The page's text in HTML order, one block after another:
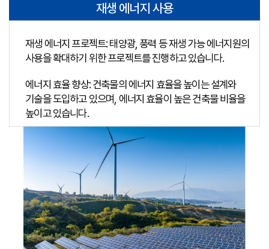
재생 에너지 사용
재생 에너지 프로젝트: 태양광, 풍력 등 재생 가능 에너지원의
사용을 확대하기 위한 프로젝트를 진행하고 있습니다.
에너지 효율 향상: 건축물의 에너지 효율을 높이는 설계와
기술을 도입하고 있으며, 에너지 효율이 높은 건축물 비율을
높이고 있습니다.